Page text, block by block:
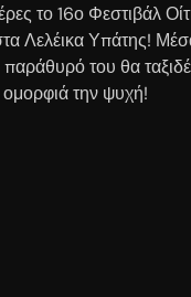
το 16ο Φεστιβάλ
Λελέικα Υπάτης!
παράθυρό του θα
ομορφιά την ψυχή!